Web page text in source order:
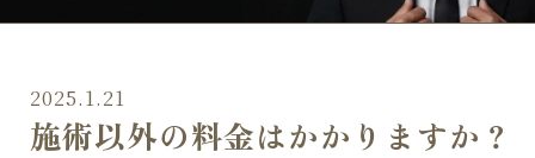
2025.1.21
施術以外の料金はかかりますか？